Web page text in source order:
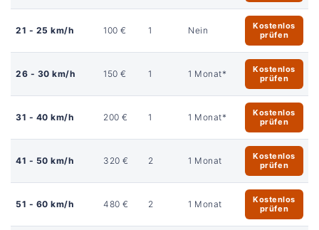
21 - 25 km/h 100 € 1 Nein
Kostenlos
prüfen
26 - 30 km/h 150 € 1 1 Monat*
Kostenlos
prüfen
31 - 40 km/h 200 € 1 1 Monat*
Kostenlos
prüfen
41 - 50 km/h 320 € 2 1 Monat
Kostenlos
prüfen
51 - 60 km/h 480 € 2 1 Monat
Kostenlos
prüfen